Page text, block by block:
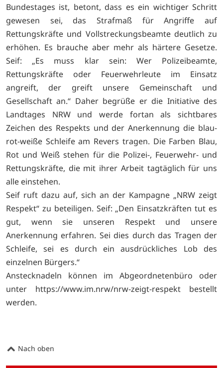
Bundestages ist, betont, dass es ein wichtiger Schritt
gewesen sei, das Strafmaß für Angriffe auf
Rettungskräfte und Vollstreckungsbeamte deutlich zu
erhöhen. Es brauche aber mehr als härtere Gesetze.
Seif: „Es muss klar sein: Wer Polizeibeamte,
Rettungskräfte oder Feuerwehrleute im Einsatz
angreift, der greift unsere Gemeinschaft und
Gesellschaft an.“ Daher begrüße er die Initiative des
Landtages NRW und werde fortan als sichtbares
Zeichen des Respekts und der Anerkennung die blau-
rot-weiße Schleife am Revers tragen. Die Farben Blau,
Rot und Weiß stehen für die Polizei-, Feuerwehr- und
Rettungskräfte, die mit ihrer Arbeit tagtäglich für uns
alle einstehen.
Seif ruft dazu auf, sich an der Kampagne „NRW zeigt
Respekt“ zu beteiligen. Seif: „Den Einsatzkräften tut es
gut, wenn sie unseren Respekt und unsere
Anerkennung erfahren. Sei dies durch das Tragen der
Schleife, sei es durch ein ausdrückliches Lob des
einzelnen Bürgers.“
Anstecknadeln können im Abgeordnetenbüro oder
unter https://www.im.nrw/nrw-zeigt-respekt bestellt
werden.
Nach oben